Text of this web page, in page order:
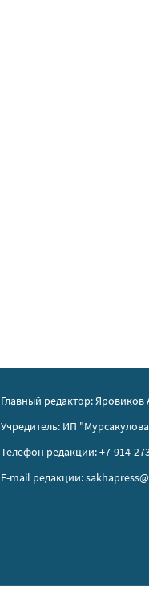
Главный редактор: Яровиков
Учредитель: ИП
Телефон редакции: +7-914-
E-mail редакции: